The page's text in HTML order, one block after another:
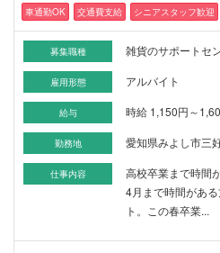
車通勤OK
交通費支給 シニアスタッフ歓迎
募集職種 雑貨のサポートセ
雇用形態 アルバイト
給与 時給 1,150円～
勤務地 愛知県みよし市三
仕事内容
高校卒業まで時間
4月まで時間があ
ト。この春卒業...